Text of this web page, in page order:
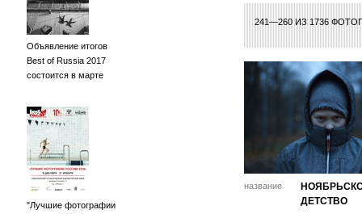
Объявление итогов
Best of Russia 2017
состоится в марте
"Лучшие фотографии
241—260 ИЗ 17361 2
название
ДЕТСТВО